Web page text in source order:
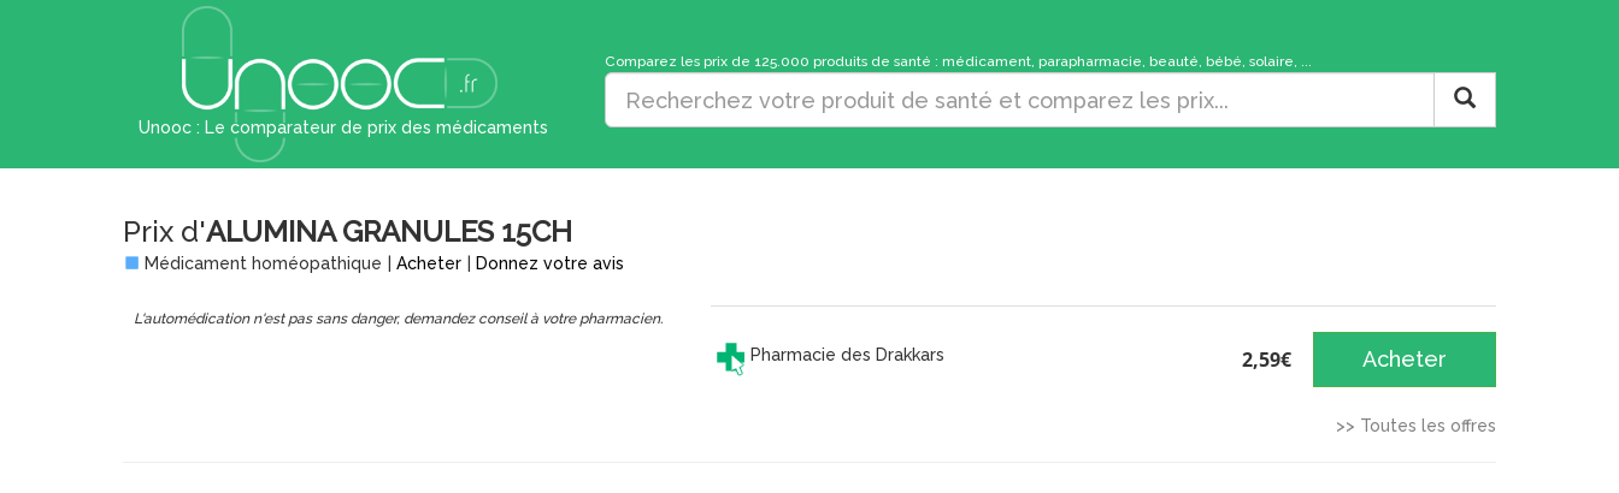
Unooc : Le comparateur de prix des médicaments
Comparez les prix de 125.000 produits de santé : médicament, parapharmacie, beauté, bébé, solaire, ...
Prix d'ALUMINA GRANULES 15CH
Médicament homéopathique Acheter Donnez votre avis
L'automédication n'est pas sans danger, demandez conseil à votre pharmacien.
Pharmacie des Drakkars 2,59€ Acheter
>> Toutes les offres